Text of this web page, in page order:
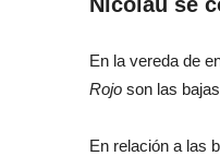
En la vereda de
Rojo son las
En relación a las